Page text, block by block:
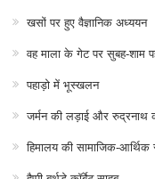
खसों पर हुए वैज्ञानिक अध्ययन
वह माला के गेट पर सुबह-शाम
पहाड़ो में भूस्खलन
जर्मन की लड़ाई और रुद्रनाथ
हिमालय की सामाजिक-